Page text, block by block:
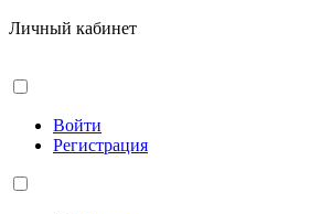
Личный кабинет
Войти
Регистрация